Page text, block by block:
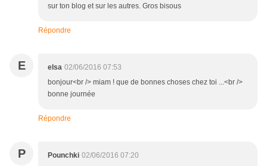
sur ton blog et sur les autres. Gros bisous
Répondre
E elsa 02/06/2016 07:53
bonjour<br /> miam ! que de bonnes choses chez toi ...<br />
bonne journée
Répondre
P Pounchki 02/06/2016 07:20